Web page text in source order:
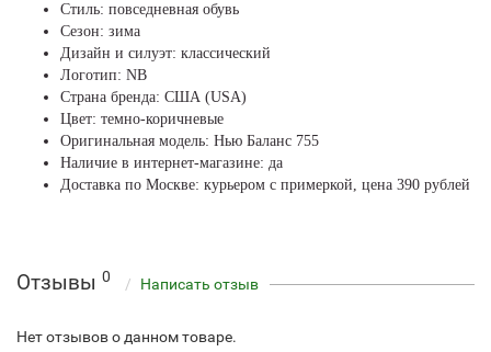
Стиль: повседневная обувь
Сезон: зима
Дизайн и силуэт: классический
Логотип: NB
Страна бренда: США (USA)
Цвет: темно-коричневые
Оригинальная модель: Нью Баланс 755
Наличие в интернет-магазине: да
Доставка по Москве: курьером с примеркой, цена 390 рублей
Отзывы 0 Написать отзыв
Нет отзывов о данном товаре.